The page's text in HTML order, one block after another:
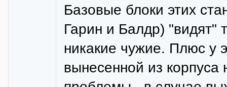
Базовые блоки этих
Гарин и Балдр) "видят"
никакие чужие. Плюс у
вынесенной из